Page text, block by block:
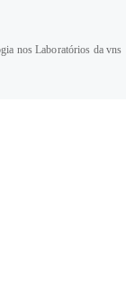
nos Laboratórios da vns